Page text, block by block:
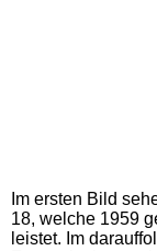
Im ersten Bild
18, welche 1959
leistet. Im